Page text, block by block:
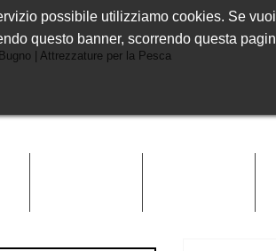
possibile utilizziamo cookies. Se
questo banner, scorrendo questa